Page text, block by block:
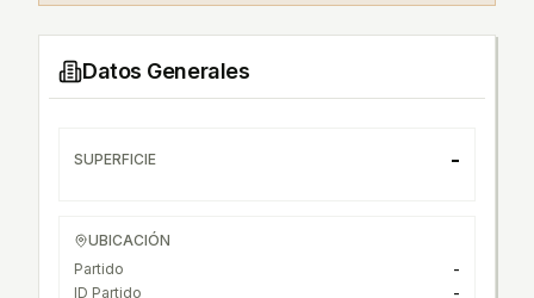
Datos Generales
SUPERFICIE -
UBICACIÓN
Partido
-
ID Partido
-